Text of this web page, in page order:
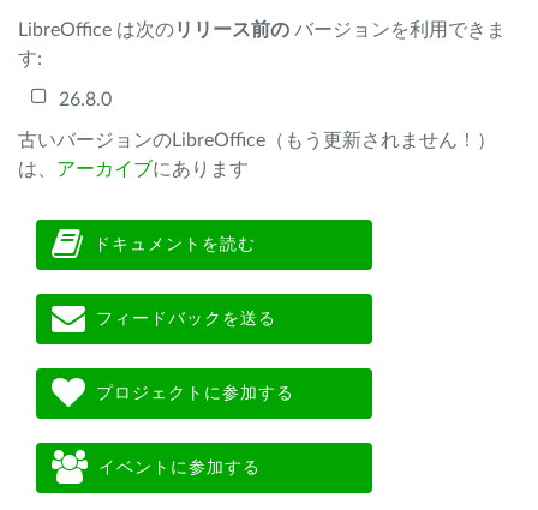
LibreOffice は次のリリース前の バージョンを利用できま
す:
26.8.0
古いバージョンのLibreOffice（もう更新されません！）
は、 アーカイブにあります
ドキュメントを読む
フィードバックを送る
プロジェクトに参加する
イベントに参加する